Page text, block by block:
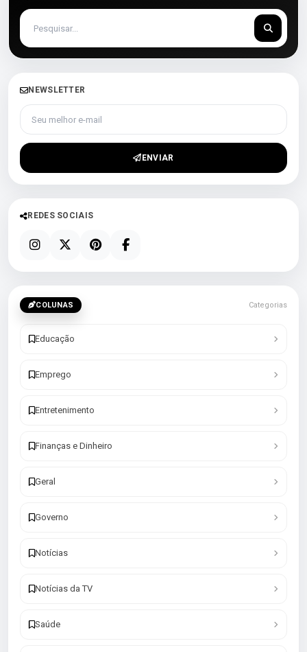
NEWSLETTER
Seu melhor e-mail
ENVIAR
REDES SOCIAIS
COLUNAS Categorias
Educação
Emprego
Entretenimento
Finanças e Dinheiro
Geral
Governo
Notícias
Notícias da TV
Saúde